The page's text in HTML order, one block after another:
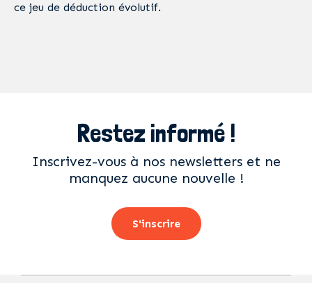
ce jeu de déduction évolutif.
Restez informé !
Inscrivez-vous à nos newsletters et ne
manquez aucune nouvelle !
S'inscrire